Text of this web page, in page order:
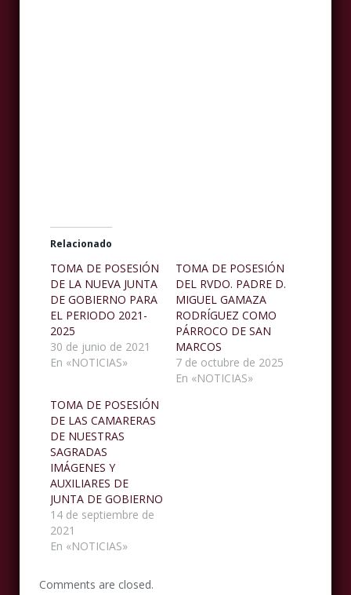
Relacionado
TOMA DE POSESIÓN
DE LA NUEVA JUNTA
DE GOBIERNO PARA
EL PERIODO 2021-
2025
30 de junio de 2021
En «NOTICIAS»
TOMA DE POSESIÓN
DEL RVDO. PADRE D.
MIGUEL GAMAZA
RODRÍGUEZ COMO
PÁRROCO DE SAN
MARCOS
7 de octubre de 2025
En «NOTICIAS»
TOMA DE POSESIÓN
DE LAS CAMARERAS
DE NUESTRAS
SAGRADAS
IMÁGENES Y
AUXILIARES DE
JUNTA DE GOBIERNO
14 de septiembre de
2021
En «NOTICIAS»
Comments are closed.